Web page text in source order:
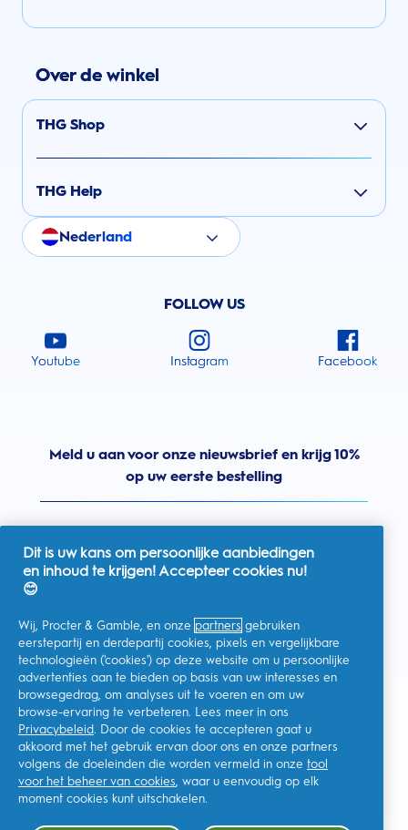
Over de winkel
THG Shop
THG Help
Nederland
FOLLOW US
Youtube Instagram Facebook
Meld u aan voor onze nieuwsbrief en krijg 10%
op uw eerste bestelling
Ik geef toestemming voor het ontvangen van
gepersonaliseerde communicatie met betrekking tot
aanbiedingen, nieuws en andere promotionele initiatieven van
Oral-B en andere P&G-merkenvia e-mail en online kanalen. Ik
kan me op elk momentafmelden.
Procter & Gamble, als verwerkingsverantwoordelijke, zal uw
persoonlijke gegevens verwerken zodat u zich bij deze site kunt
registreren en de interactie kunt aangaan met de aangeboden
diensten en zodat P&G u, afhankelijk van uw toestemming,
relevante commerciële berichten kan sturen, waaronder
gepersonaliseerde advertenties in online media. Ontdek hier
Dit is uw kans om persoonlijke aanbiedingen
en inhoud te krijgen! Accepteer cookies nu!
😊
Wij, Procter & Gamble, en onze partners gebruiken
eerstepartij en derdepartij cookies, pixels en vergelijkbare
technologieën ('cookies') op deze website om u persoonlijke
advertenties aan te bieden op basis van uw interesses en
browsegedrag, om analyses uit te voeren en om uw
browse-ervaring te verbeteren. Lees meer in ons
Privacybeleid. Door de cookies te accepteren gaat u
akkoord met het gebruik ervan door ons en onze partners
volgens de doeleinden die worden vermeld in onze tool
voor het beheer van cookies, waar u eenvoudig op elk
moment cookies kunt uitschakelen.